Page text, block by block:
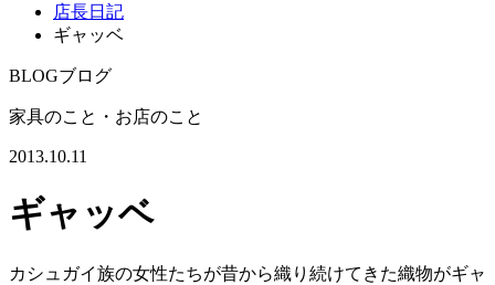
店長日記
ギャッベ
BLOGブログ
家具のこと・お店のこと
2013.10.11
ギャッベ
カシュガイ族の女性たちが昔から織り続けてきた織物がギャ